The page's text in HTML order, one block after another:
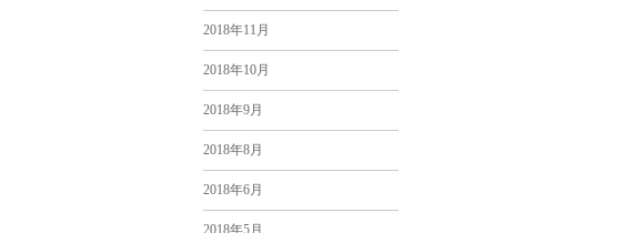
2018年11月
2018年10月
2018年9月
2018年8月
2018年6月